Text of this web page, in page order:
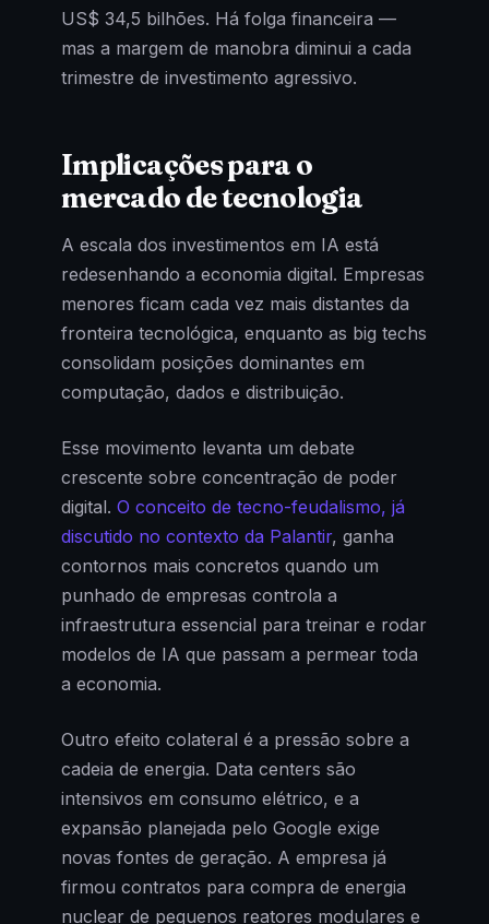
US$ 34,5 bilhões. Há folga financeira —
mas a margem de manobra diminui a cada
trimestre de investimento agressivo.
Implicações para o
mercado de tecnologia
A escala dos investimentos em IA está
redesenhando a economia digital. Empresas
menores ficam cada vez mais distantes da
fronteira tecnológica, enquanto as big techs
consolidam posições dominantes em
computação, dados e distribuição.
Esse movimento levanta um debate
crescente sobre concentração de poder
digital. O conceito de tecno-feudalismo, já
discutido no contexto da Palantir, ganha
contornos mais concretos quando um
punhado de empresas controla a
infraestrutura essencial para treinar e rodar
modelos de IA que passam a permear toda
a economia.
Outro efeito colateral é a pressão sobre a
cadeia de energia. Data centers são
intensivos em consumo elétrico, e a
expansão planejada pelo Google exige
novas fontes de geração. A empresa já
firmou contratos para compra de energia
nuclear de pequenos reatores modulares e